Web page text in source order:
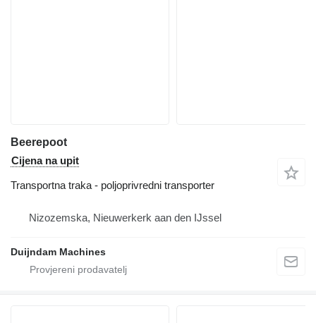
Beerepoot
Cijena na upit
Transportna traka - poljoprivredni transporter
Nizozemska, Nieuwerkerk aan den IJssel
Duijndam Machines